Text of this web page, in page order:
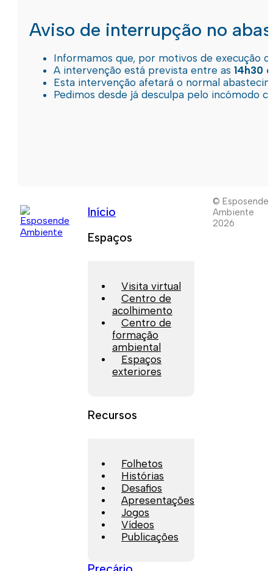
Aviso de interrupção no
Informamos que, por motivos de execução
A intervenção está prevista entre as 14h30
Esta intervenção afetará o normal
Pedimos desde já desculpa pelo incómodo
Início
Espaços
Visita virtual
Centro de
acolhimento
Centro de
formação
ambiental
Espaços
exteriores
Recursos
Folhetos
Histórias
Desafios
Apresentações
Jogos
Vídeos
Publicações
© Esposende
Ambiente
2026